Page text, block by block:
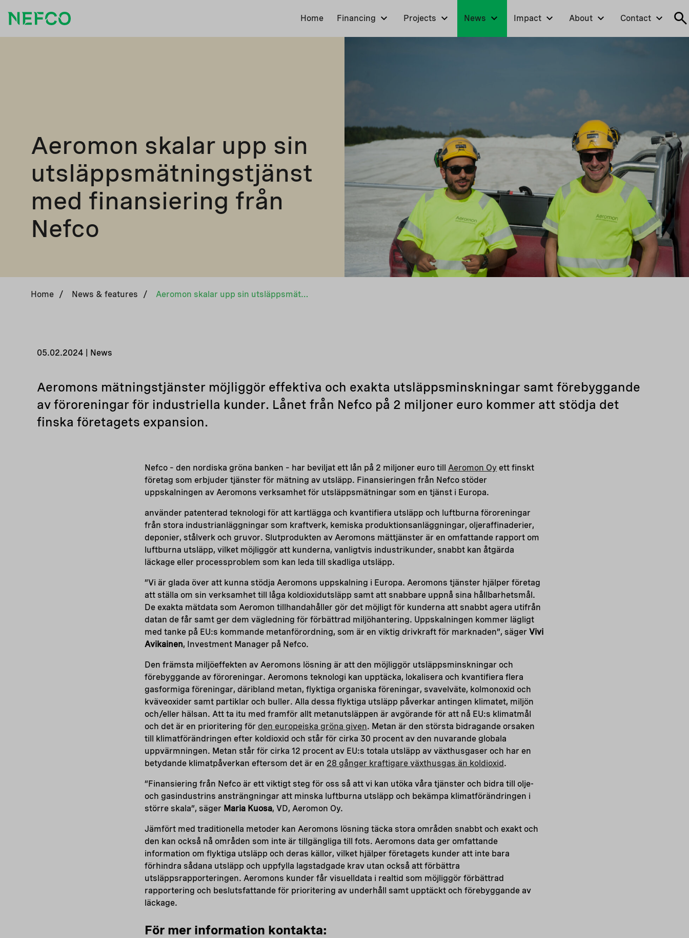
Home Financing Projects News Impact About Contact
Aeromon skalar upp sin
utsläppsmätningstjänst
med finansiering från
Nefco
Home / News & features / Aeromon skalar upp sin utsläppsmätningstjänst med finansiering från Nefco
05.02.2024 | News
Aeromons mätningstjänster möjliggör effektiva och exakta utsläppsminskningar samt förebyggande
av föroreningar för industriella kunder. Lånet från Nefco på 2 miljoner euro kommer att stödja det
finska företagets expansion.
Nefco – den nordiska gröna banken – har beviljat ett lån på 2 miljoner euro till Aeromon Oy ett finskt
företag som erbjuder tjänster för mätning av utsläpp. Finansieringen från Nefco stöder
uppskalningen av Aeromons verksamhet för utsläppsmätningar som en tjänst i Europa.
använder patenterad teknologi för att kartlägga och kvantifiera utsläpp och luftburna föroreningar
från stora industrianläggningar som kraftverk, kemiska produktionsanläggningar, oljeraffinaderier,
deponier, stålverk och gruvor. Slutprodukten av Aeromons mättjänster är en omfattande rapport om
luftburna utsläpp, vilket möjliggör att kunderna, vanligtvis industrikunder, snabbt kan åtgärda
läckage eller processproblem som kan leda till skadliga utsläpp.
”Vi är glada över att kunna stödja Aeromons uppskalning i Europa. Aeromons tjänster hjälper företag
att ställa om sin verksamhet till låga koldioxidutsläpp samt att snabbare uppnå sina hållbarhetsmål.
De exakta mätdata som Aeromon tillhandahåller gör det möjligt för kunderna att snabbt agera utifrån
datan de får samt ger dem vägledning för förbättrad miljöhantering. Uppskalningen kommer lägligt
med tanke på EU:s kommande metanförordning, som är en viktig drivkraft för marknaden”, säger Vivi
Avikainen, Investment Manager på Nefco.
Den främsta miljöeffekten av Aeromons lösning är att den möjliggör utsläppsminskningar och
förebyggande av föroreningar. Aeromons teknologi kan upptäcka, lokalisera och kvantifiera flera
gasformiga föreningar, däribland metan, flyktiga organiska föreningar, svavelväte, kolmonoxid och
kväveoxider samt partiklar och buller. Alla dessa flyktiga utsläpp påverkar antingen klimatet, miljön
och/eller hälsan. Att ta itu med framför allt metanutsläppen är avgörande för att nå EU:s klimatmål
och det är en prioritering för den europeiska gröna given. Metan är den största bidragande orsaken
till klimatförändringen efter koldioxid och står för cirka 30 procent av den nuvarande globala
uppvärmningen. Metan står för cirka 12 procent av EU:s totala utsläpp av växthusgaser och har en
betydande klimatpåverkan eftersom det är en 28 gånger kraftigare växthusgas än koldioxid.
”Finansiering från Nefco är ett viktigt steg för oss så att vi kan utöka våra tjänster och bidra till olje-
och gasindustrins ansträngningar att minska luftburna utsläpp och bekämpa klimatförändringen i
större skala”, säger Maria Kuosa, VD, Aeromon Oy.
Jämfört med traditionella metoder kan Aeromons lösning täcka stora områden snabbt och exakt och
den kan också nå områden som inte är tillgängliga till fots. Aeromons data ger omfattande
information om flyktiga utsläpp och deras källor, vilket hjälper företagets kunder att inte bara
förhindra sådana utsläpp och uppfylla lagstadgade krav utan också att förbättra
utsläppsrapporteringen. Aeromons kunder får visuelldata i realtid som möjliggör förbättrad
rapportering och beslutsfattande för prioritering av underhåll samt upptäckt och förebyggande av
läckage.
För mer information kontakta: